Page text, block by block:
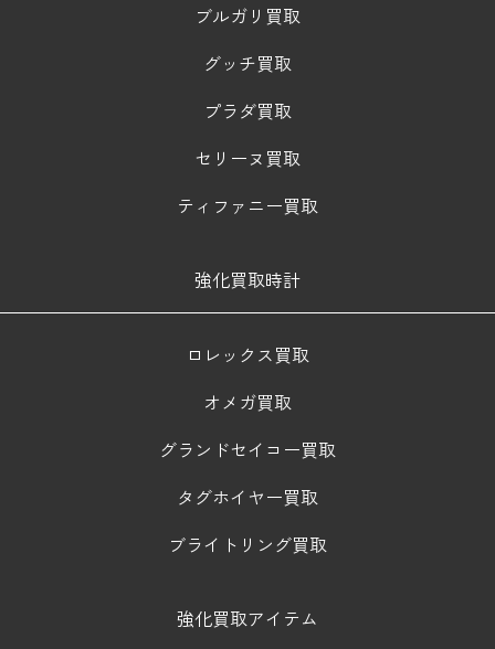
ブルガリ買取
グッチ買取
プラダ買取
セリーヌ買取
ティファニー買取
強化買取時計
ロレックス買取
オメガ買取
グランドセイコー買取
タグホイヤー買取
ブライトリング買取
強化買取アイテム